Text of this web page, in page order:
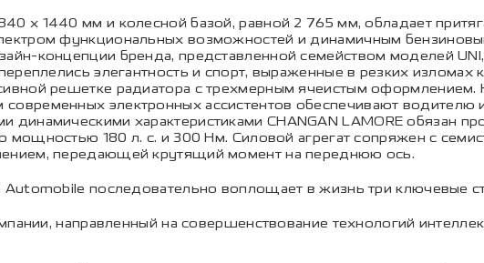
х 1440 мм и колесной базой, равной 2 765 мм, обладает
функциональных возможностей и динамичным
концепции бренда, представленной семейством моделей
элегантность и спорт, выраженные в резких изломах
решетке радиатора с трехмерным ячеистым оформлением.
электронных ассистентов обеспечивают
динамическими характеристиками CHANGAN LAMORE обязан
мощностью 180 л. с. и 300 Нм. Силовой агрегат сопряжен с
передающей крутящий момент на переднюю ось.
последовательно воплощает в жизнь три ключевые
направленный на совершенствование технологий